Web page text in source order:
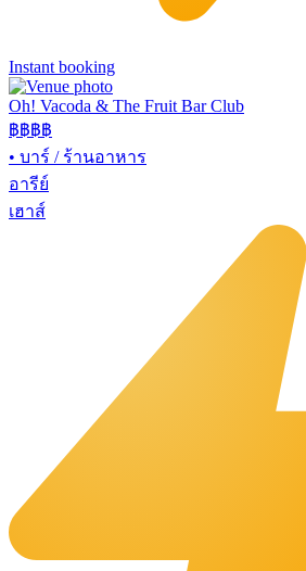
Instant booking
Oh! Vacoda & The Fruit Bar Club
฿฿฿฿
• บาร์ / ร้านอาหาร
อารีย์
เฮาส์